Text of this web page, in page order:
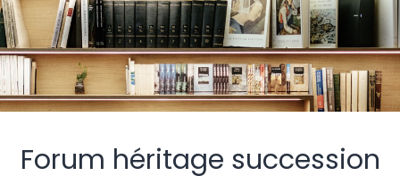
Forum héritage succession